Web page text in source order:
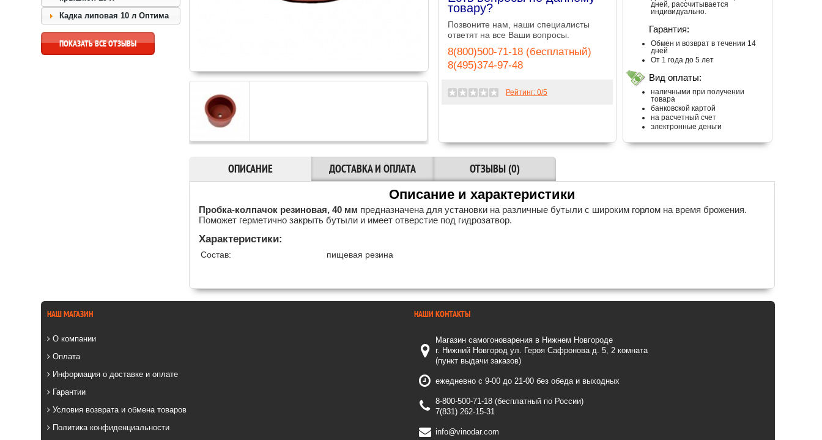
перейти к товару >>
Кадка липовая 10 л Оптима
ПОКАЗАТЬ ВСЕ ОТЗЫВЫ
товару?
Позвоните нам, наши специалисты
ответят на все Ваши вопросы.
8(800)500-71-18 (бесплатный)
8(495)374-97-48
Рейтинг: 0/5
дней, рассчитывается
индивидуально.
Гарантия:
Обмен и возврат в течении 14
дней
От 1 года до 5 лет
Вид оплаты:
наличными при получении
товара
банковской картой
на расчетный счет
электронные деньги
ОПИСАНИЕ ДОСТАВКА И ОПЛАТА ОТЗЫВЫ (0)
Описание и характеристики
Пробка-колпачок резиновая, 40 мм предназначена для установки на различные бутыли с широким горлом на время брожения.
Поможет герметично закрыть бутыли и имеет отверстие под гидрозатвор.
Характеристики:
Состав: пищевая резина
НАШ МАГАЗИН
О компании
Оплата
Информация о доставке и оплате
Гарантии
Условия возврата и обмена товаров
Политика конфиденциальности
НАШИ КОНТАКТЫ
Магазин самогоноварения в Нижнем Новгороде
г. Нижний Новгород ул. Героя Сафронова д. 5, 2 комната
(пункт выдачи заказов)
ежедневно с 9-00 до 21-00 без обеда и выходных
8-800-500-71-18 (бесплатный по России)
7(831) 262-15-31
info@vinodar.com